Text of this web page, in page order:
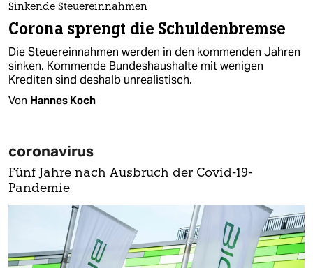
Sinkende Steuereinnahmen
Corona sprengt die Schuldenbremse
Die Steuereinnahmen werden in den kommenden Jahren
sinken. Kommende Bundeshaushalte mit wenigen
Krediten sind deshalb unrealistisch.
Von Hannes Koch
coronavirus
Fünf Jahre nach Ausbruch der Covid-19-
Pandemie